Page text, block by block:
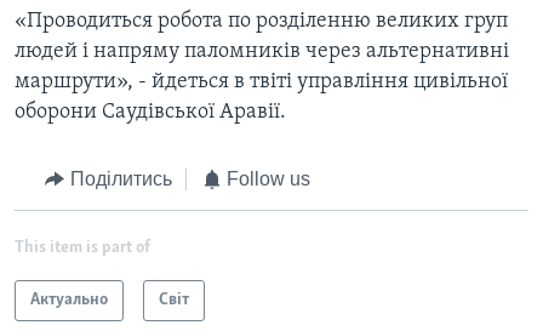
«Проводиться робота по розділенню великих груп
людей і напряму паломників через альтернативні
маршрути», - йдеться в твіті управління цивільної
оборони Саудівської Аравії.
Поділитись Follow us
This item is part of
Актуально Світ